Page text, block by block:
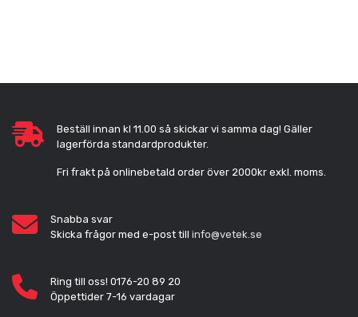
Beställ innan kl 11.00 så skickar vi samma dag! Gäller
lagerförda standardprodukter.
Fri frakt på onlinebetald order över 2000kr exkl. moms.
Snabba svar
Skicka frågor med e-post till info@vetek.se
Ring till oss! 0176-20 89 20
Öppettider 7-16 vardagar